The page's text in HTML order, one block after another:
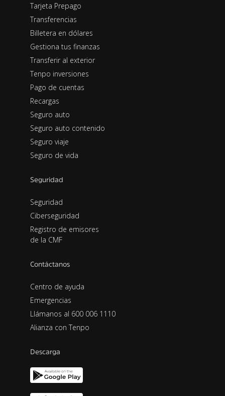
Tarjeta Prepago
Transferencias
Billetera en dólares
Gestiona tus finanzas
Transferir al exterior
Tenpo inversiones
Pago de cuentas
Recargas
Seguro auto
Seguro auto contenido
Seguro viaje
Seguro de vida
Seguridad
Seguridad
Ciberseguridad
Registro de emisores
de la CMF
Contáctanos
Centro de ayuda
Emergencias
Llámanos al 600 006 1110
Alianza con Tenpo
Descarga